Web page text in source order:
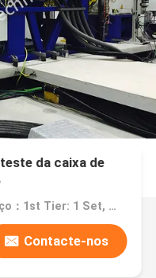
da caixa de
Preço：1st Tier: 1 Set, Unit Price USD 3.00 2nd Tier: 2-5 Sets, Unit Price USD 2.00 3rd Tier: Over 5 Sets, Unit Price USD 1.00
Contacte-nos